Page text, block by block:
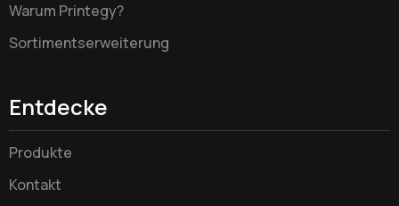
Warum Printegy?
Sortimentserweiterung
Entdecke
Produkte
Kontakt